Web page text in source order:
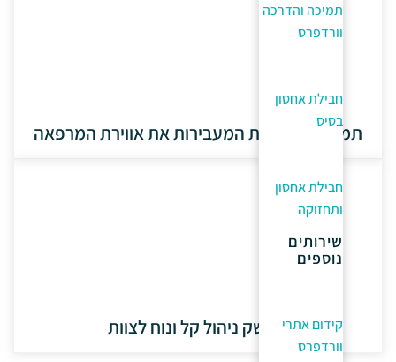
תמיכה והדרכה
וורדפרס
חבילת אחסון
בסיס
חבילת אחסון
ותחזוקה
שירותים
נוספים
קידום אתרי
וורדפרס
תמונות איכותיות המעבירות את אווירת המרפאה
ממשק ניהול קל ונוח לצוות